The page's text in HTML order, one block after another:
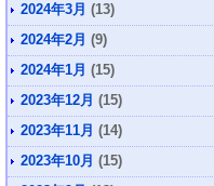
2024年3月 (13)
2024年2月 (9)
2024年1月 (15)
2023年12月 (15)
2023年11月 (14)
2023年10月 (15)